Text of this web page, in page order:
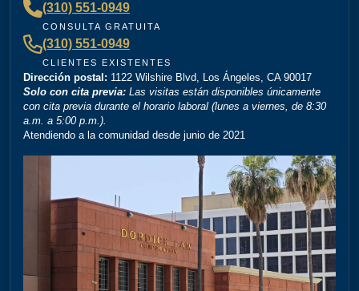
“Brittney Ghadoushi at Dordick Law is very easy to
work with and really knows her stuff. She made the
whole process smooth and explained everything
clearly. You can tell she’s very knowledgeable about
the law, and I always felt like I was in good hands.
Highly recommend her and Dordick Law if you’re
looking for a personal injury lawyer. ”
— Michael D.
“
I’m so grateful that Brittney Ghadoushi was assigned
(310) 551-0949
CONSULTA GRATUITA
(310) 551-0949
CLIENTES EXISTENTES
Dirección postal: 1122 Wilshire Blvd, Los Ángeles, CA 90017
Solo con cita previa: Las visitas están disponibles únicamente
con cita previa durante el horario laboral (lunes a viernes, de 8:30
a.m. a 5:00 p.m.).
Atendiendo a la comunidad desde junio de 2021